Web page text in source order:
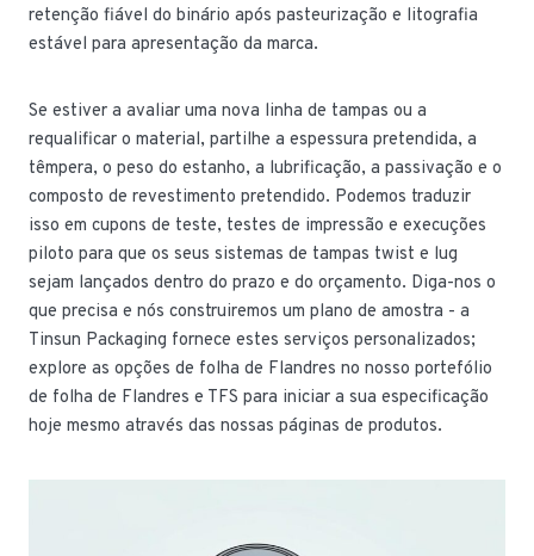
retenção fiável do binário após pasteurização e litografia
estável para apresentação da marca.
Se estiver a avaliar uma nova linha de tampas ou a
requalificar o material, partilhe a espessura pretendida, a
têmpera, o peso do estanho, a lubrificação, a passivação e o
composto de revestimento pretendido. Podemos traduzir
isso em cupons de teste, testes de impressão e execuções
piloto para que os seus sistemas de tampas twist e lug
sejam lançados dentro do prazo e do orçamento. Diga-nos o
que precisa e nós construiremos um plano de amostra - a
Tinsun Packaging fornece estes serviços personalizados;
explore as opções de folha de Flandres no nosso portefólio
de folha de Flandres e TFS para iniciar a sua especificação
hoje mesmo através das nossas páginas de produtos.